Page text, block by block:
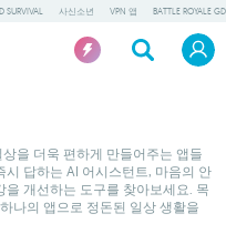
SURVIVAL 사신소년 VPN 앱 BATTLE ROYALE GD
을 더욱 편하게 만들어주는 앱들
답하는 AI 어시스턴트, 마음의 안
개선하는 도구를 찾아보세요. 목
나의 앱으로 정돈된 일상 생활을